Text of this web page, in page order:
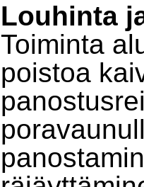
Louhinta
Toiminta
poistoa